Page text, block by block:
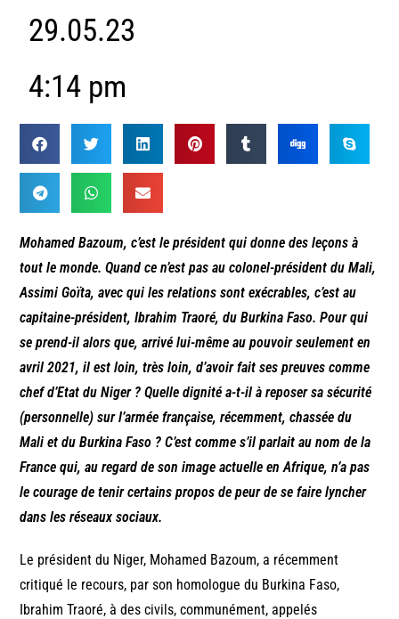
29.05.23
4:14 pm
Mohamed Bazoum, c’est le président qui donne des leçons à
tout le monde. Quand ce n’est pas au colonel-président du Mali,
Assimi Goïta, avec qui les relations sont exécrables, c’est au
capitaine-président, Ibrahim Traoré, du Burkina Faso. Pour qui
se prend-il alors que, arrivé lui-même au pouvoir seulement en
avril 2021, il est loin, très loin, d’avoir fait ses preuves comme
chef d’Etat du Niger ? Quelle dignité a-t-il à reposer sa sécurité
(personnelle) sur l’armée française, récemment, chassée du
Mali et du Burkina Faso ? C’est comme s’il parlait au nom de la
France qui, au regard de son image actuelle en Afrique, n’a pas
le courage de tenir certains propos de peur de se faire lyncher
dans les réseaux sociaux.
Le président du Niger, Mohamed Bazoum, a récemment
critiqué le recours, par son homologue du Burkina Faso,
Ibrahim Traoré, à des civils, communément, appelés